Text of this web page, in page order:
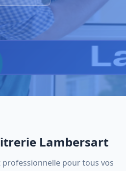
Lambersart
pour tous vos